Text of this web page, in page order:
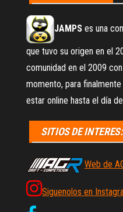
JAMPS es una
que tuvo su origen en el
comunidad en el 2009
momento, para
estar online hasta el día
SITIOS DE INTERES:
Web de
Siguenolos en